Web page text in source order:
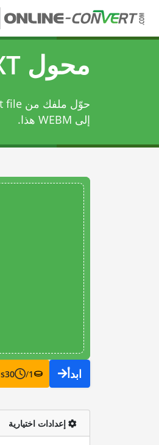
محول TXT إلى WEBM
حوّل ملفك من Raw text file إلى Web Media File باستخدام
إلى WEBM
هذا.
ابدأ 1
/
30
s
إعدادات اختيارية